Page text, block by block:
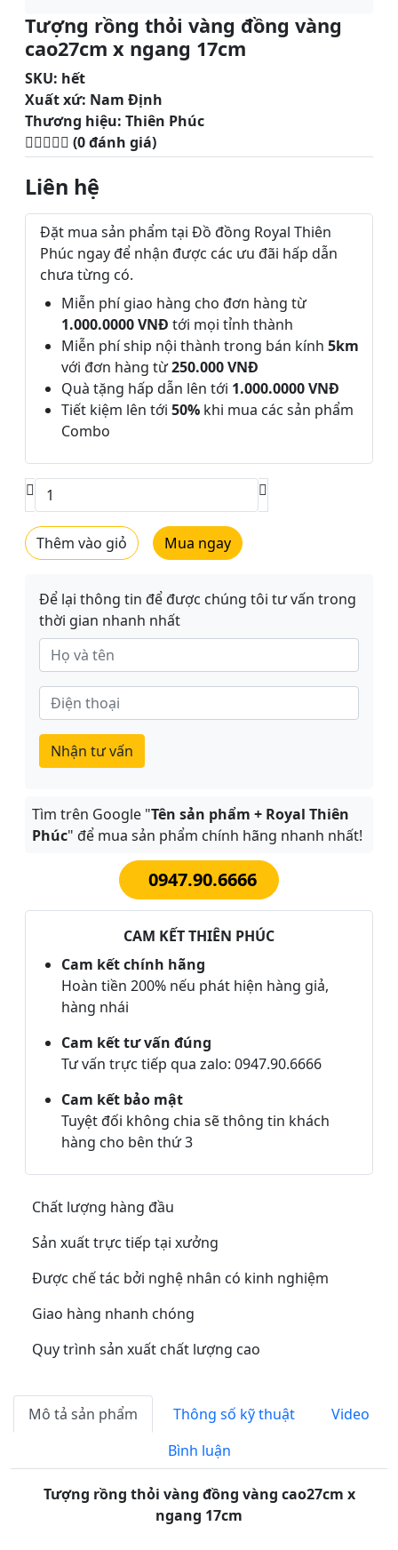
Tượng rồng thỏi vàng đồng vàng
cao27cm x ngang 17cm
SKU: hết
Xuất xứ: Nam Định
Thương hiệu: Thiên Phúc
(0 đánh giá)
Liên hệ
Đặt mua sản phẩm tại Đồ đồng Royal Thiên
Phúc ngay để nhận được các ưu đãi hấp dẫn
chưa từng có.
Miễn phí giao hàng cho đơn hàng từ
1.000.0000 VNĐ tới mọi tỉnh thành
Miễn phí ship nội thành trong bán kính 5km
với đơn hàng từ250.000 VNĐ
Quà tặng hấp dẫn lên tới 1.000.0000 VNĐ
Tiết kiệm lên tới 50% khi mua các sản phẩm
Combo
Thêm vào giỏ Mua ngay
Để lại thông tin để được chúng tôi tư vấn trong
thời gian nhanh nhất
Nhận tư vấn
Tìm trên Google "Tên sản phẩm + Royal Thiên
Phúc" để mua sản phẩm chính hãng nhanh nhất!
0947.90.6666
CAM KẾT THIÊN PHÚC
Cam kết chính hãng
Hoàn tiền 200% nếu phát hiện hàng giả,
hàng nhái
Cam kết tư vấn đúng
Tư vấn trực tiếp qua zalo: 0947.90.6666
Cam kết bảo mật
Tuyệt đối không chia sẽ thông tin khách
hàng cho bên thứ 3
Chất lượng hàng đầu
Sản xuất trực tiếp tại xưởng
Được chế tác bởi nghệ nhân có kinh nghiệm
Giao hàng nhanh chóng
Quy trình sản xuất chất lượng cao
Mô tả sản phẩm Thông số kỹ thuật
Video
Bình luận
Tượng rồng thỏi vàng đồng vàng cao27cm x
ngang 17cm